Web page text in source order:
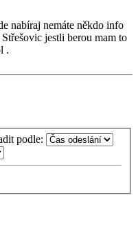
nabíraj nemáte někdo info
jestli berou mam to
.
podle: